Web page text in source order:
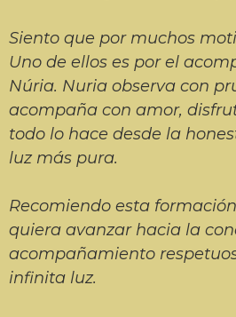
Siento que por muchos
Uno de ellos es por el
Núria. Nuria observa con
acompaña con amor,
todo lo hace desde la
luz más pura.
Recomiendo esta
quiera avanzar hacia la
acompañamiento
infinita luz.